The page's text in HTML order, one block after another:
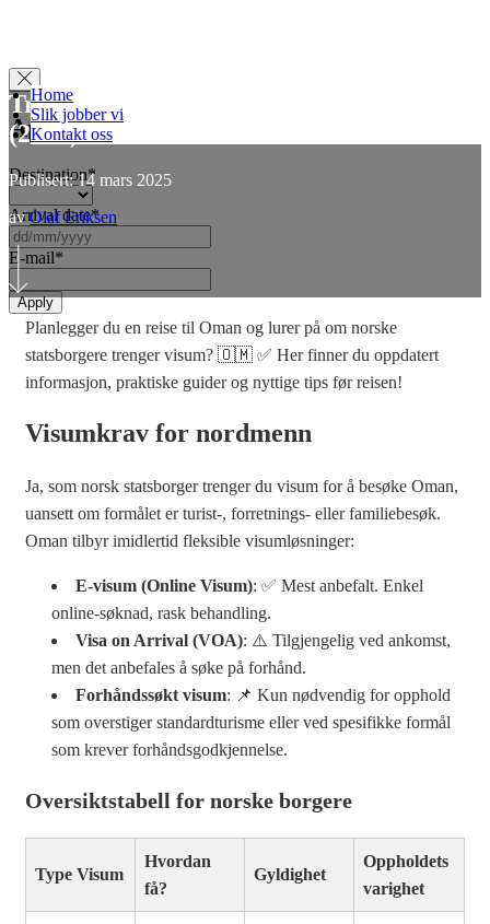
Home
Slik jobber vi
Kontakt oss
Apply for Visa
Destination*
Arrival date*
slash
MM
slash
E-mail*
Trenger man visum til Oman? 🇴🇲
(2025)
Publisert: 14 mars 2025
avOlaf Eriksen
Planlegger du en reise til Oman og lurer på om norske
statsborgere trenger visum? 🇴🇲 ✅ Her finner du oppdatert
informasjon, praktiske guider og nyttige tips før reisen!
Visumkrav for nordmenn
Ja, som norsk statsborger trenger du visum for å besøke Oman,
uansett om formålet er turist-, forretnings- eller familiebesøk.
Oman tilbyr imidlertid fleksible visumløsninger:
E-visum (Online Visum): ✅ Mest anbefalt. Enkel
online-søknad, rask behandling.
Visa on Arrival (VOA): ⚠️ Tilgjengelig ved ankomst,
men det anbefales å søke på forhånd.
Forhåndssøkt visum: 📌 Kun nødvendig for opphold
som overstiger standardturisme eller ved spesifikke formål
som krever forhåndsgodkjennelse.
Oversiktstabell for norske borgere
Type Visum
Hvordan
få?
Gyldighet
Oppholdets
varighet